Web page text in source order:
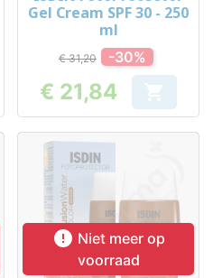
Gel Cream SPF 30 - 250
ml
€ 31,20 -30%
Prijs
€ 21,84 
 Niet meer op
voorraad